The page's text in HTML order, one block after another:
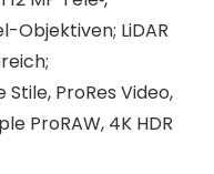
Objektiven; LiDAR
ProRes Video,
ProRAW, 4K HDR